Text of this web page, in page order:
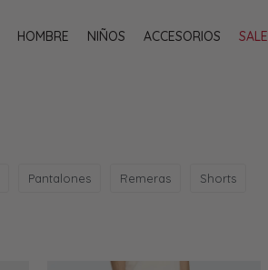
HOMBRE NIÑOS ACCESORIOS SALE
Pantalones Remeras Shorts